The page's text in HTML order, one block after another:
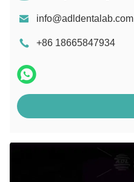
info@adldentalab.com
+86 18665847934